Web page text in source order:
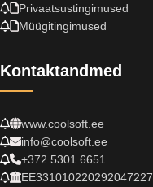
Privaatsustingimused
Müügitingimused
Kontaktandmed
www.coolsoft.ee
info@coolsoft.ee
+372 5301 6651
EE331010220292047227